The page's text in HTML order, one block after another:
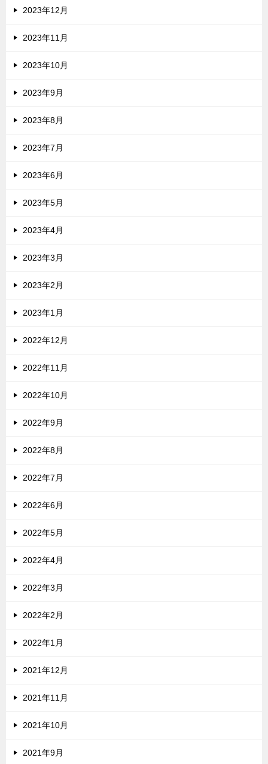
2023年12月
2023年11月
2023年10月
2023年9月
2023年8月
2023年7月
2023年6月
2023年5月
2023年4月
2023年3月
2023年2月
2023年1月
2022年12月
2022年11月
2022年10月
2022年9月
2022年8月
2022年7月
2022年6月
2022年5月
2022年4月
2022年3月
2022年2月
2022年1月
2021年12月
2021年11月
2021年10月
2021年9月